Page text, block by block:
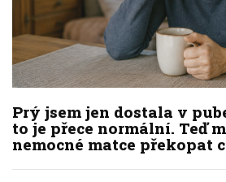
Prý jsem jen dostala v
to je přece normální. Teď
nemocné matce překopat